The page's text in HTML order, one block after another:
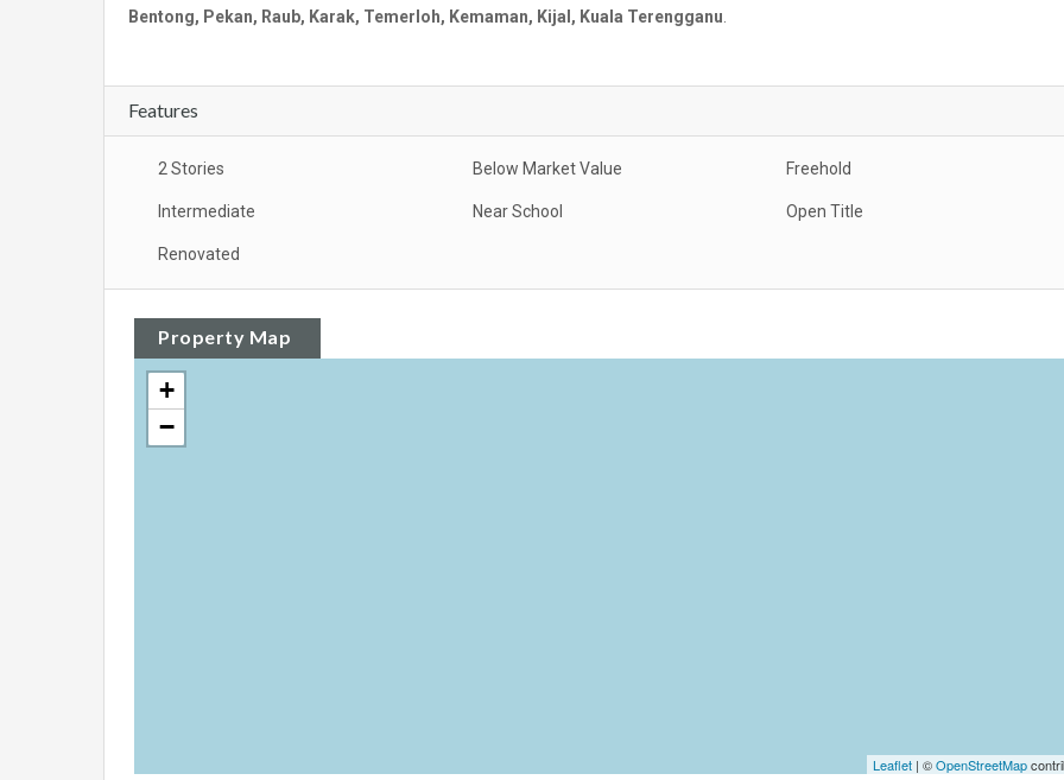
Bentong, Pekan, Raub, Karak, Temerloh, Kemaman, Kijal, Kuala Terengganu.
Features
2 Stories Below Market Value Freehold
Intermediate Near School Open Title
Renovated
Property Map
+
−
Leaflet | ©OpenStreetMap